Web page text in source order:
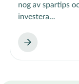
nog av spartips
investera...